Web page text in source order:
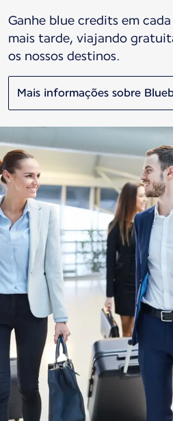
Ganhe blue credits em
mais tarde, viajando
os nossos destinos.
Mais informações sobre